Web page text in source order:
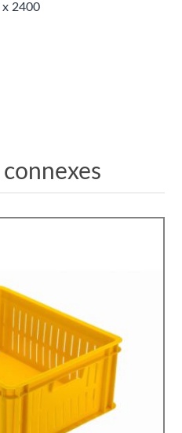
x 2400